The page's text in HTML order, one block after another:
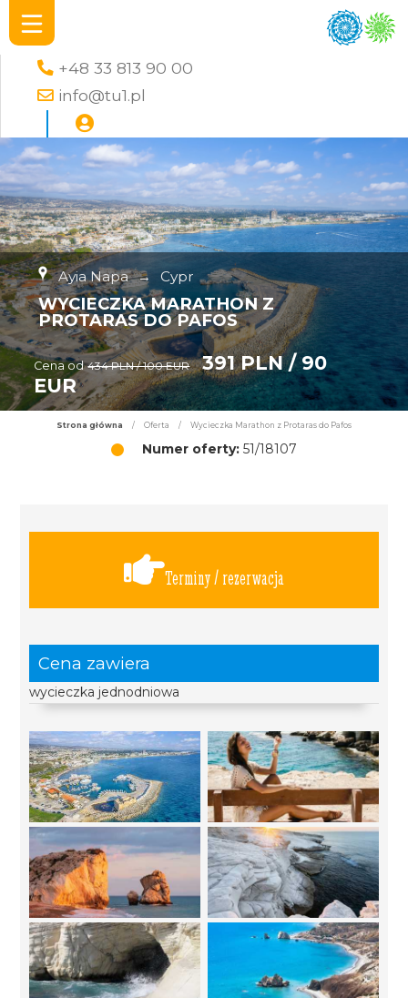
+48 33 813 90 00
info@tu1.pl
Ayia Napa → Cypr
WYCIECZKA MARATHON Z
PROTARAS DO PAFOS
Cena od 434 PLN / 100 EUR
391 PLN / 90
EUR
Strona główna / Oferta / Wycieczka Marathon z Protaras do Pafos
Numer oferty: 51/18107
Terminy / rezerwacja
Cena zawiera
wycieczka jednodniowa